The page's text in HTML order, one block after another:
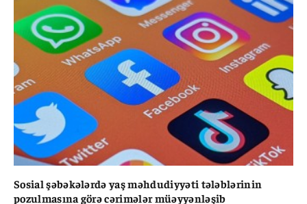
Sosial şəbəkələrdə yaş məhdudiyyəti tələblərinin
pozulmasına görə cərimələr müəyyənləşib